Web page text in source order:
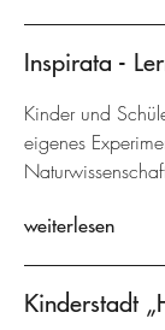
Inspirata -
Kinder und
eigenes
weiterlesen
Kinderstadt